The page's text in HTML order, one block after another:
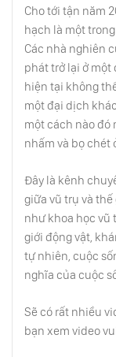
Cho tới tận năm
hạch là một
Các nhà nghiên
phát trở lại ở
hiện tại không
một đại dịch
một cách nào đó
nhấm và bọ chét
Đây là kênh
giữa vũ trụ và
như khoa học vũ
giới động vật,
tự nhiên, cuộc
nghĩa của cuộc
Sẽ có rất nhiều
bạn xem video